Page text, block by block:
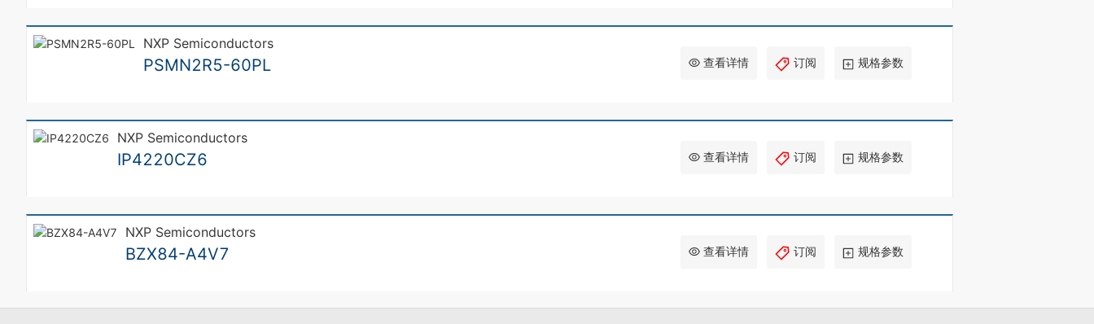
NXP Semiconductors
PSMN2R5-60PL 查看详情 订阅 规格参数
NXP Semiconductors
IP4220CZ6 查看详情 订阅 规格参数
NXP Semiconductors
BZX84-A4V7 查看详情 订阅 规格参数